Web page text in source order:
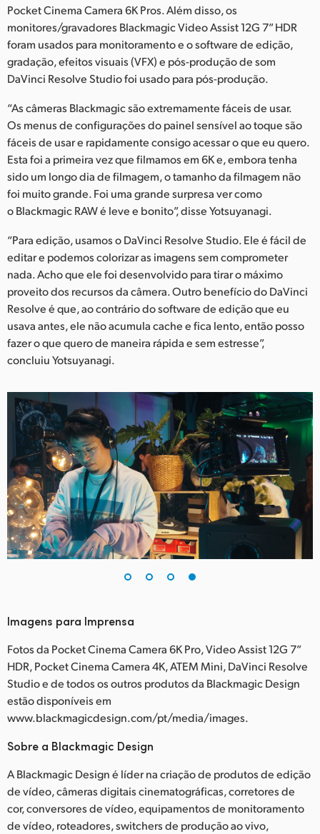
Pocket Cinema Camera 6K Pros. Além disso, os
monitores/gravadores Blackmagic Video Assist 12G 7” HDR
foram usados para monitoramento e o software de edição,
gradação, efeitos visuais (VFX) e pós-produção de som
DaVinci Resolve Studio foi usado para pós-produção.
“As câmeras Blackmagic são extremamente fáceis de usar.
Os menus de configurações do painel sensível ao toque são
fáceis de usar e rapidamente consigo acessar o que eu quero.
Esta foi a primeira vez que filmamos em 6K e, embora tenha
sido um longo dia de filmagem, o tamanho da filmagem não
foi muito grande. Foi uma grande surpresa ver como
o Blackmagic RAW é leve e bonito”, disse Yotsuyanagi.
“Para edição, usamos o DaVinci Resolve Studio. Ele é fácil de
editar e podemos colorizar as imagens sem comprometer
nada. Acho que ele foi desenvolvido para tirar o máximo
proveito dos recursos da câmera. Outro benefício do DaVinci
Resolve é que, ao contrário do software de edição que eu
usava antes, ele não acumula cache e fica lento, então posso
fazer o que quero de maneira rápida e sem estresse”,
concluiu Yotsuyanagi.
Imagens para Imprensa
Fotos da Pocket Cinema Camera 6K Pro, Video Assist 12G 7”
HDR, Pocket Cinema Camera 4K, ATEM Mini, DaVinci Resolve
Studio e de todos os outros produtos da Blackmagic Design
estão disponíveis em
www.blackmagicdesign.com/pt/media/images.
Sobre a Blackmagic Design
A Blackmagic Design é líder na criação de produtos de edição
de vídeo, câmeras digitais cinematográficas, corretores de
cor, conversores de vídeo, equipamentos de monitoramento
de vídeo, roteadores, switchers de produção ao vivo,